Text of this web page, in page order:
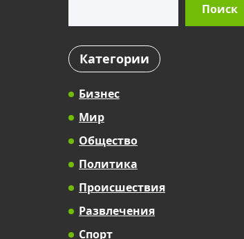
Поиск
Категории
Бизнес
Мир
Общество
Политика
Происшествия
Развлечения
Спорт